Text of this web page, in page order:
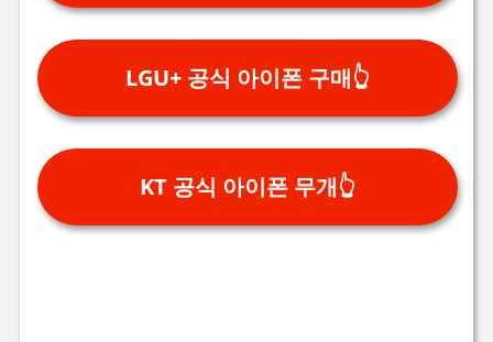
LGU+ 공식 아이폰 구매👆
KT 공식 아이폰 무개👆